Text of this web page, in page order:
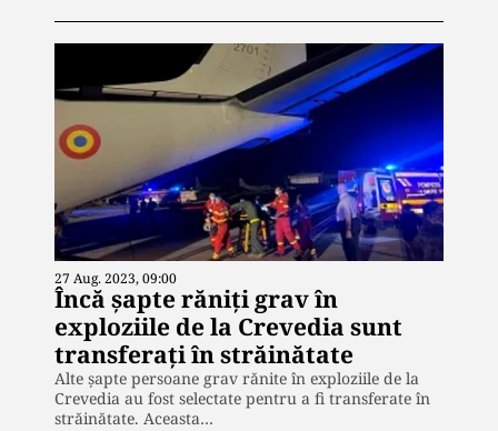
27 Aug. 2023, 09:00
Încă șapte răniți grav în
exploziile de la Crevedia sunt
transferați în străinătate
Alte șapte persoane grav rănite în exploziile de la
Crevedia au fost selectate pentru a fi transferate în
străinătate. Aceasta…